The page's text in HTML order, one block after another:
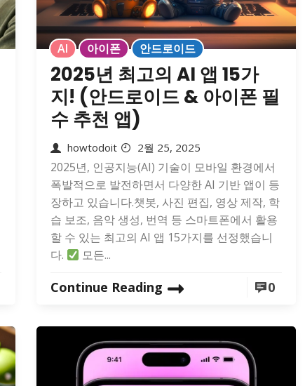
AI 아이폰 안드로이드
2025년 최고의 AI 앱 15가
지! (안드로이드 & 아이폰 필
수 추천 앱)
howtodoit 2월 25, 2025
2025년, 인공지능(AI) 기술이 모바일 환경에서
폭발적으로 발전하면서 다양한 AI 기반 앱이 등
장하고 있습니다.챗봇, 사진 편집, 영상 제작, 학
습 보조, 음악 생성, 번역 등 스마트폰에서 활용
할 수 있는 최고의 AI 앱 15가지를 선정했습니
다.
모든...
Continue Reading 0